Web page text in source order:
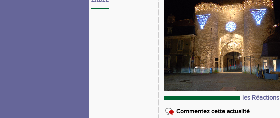
les Réactions
Commentez cette actualité